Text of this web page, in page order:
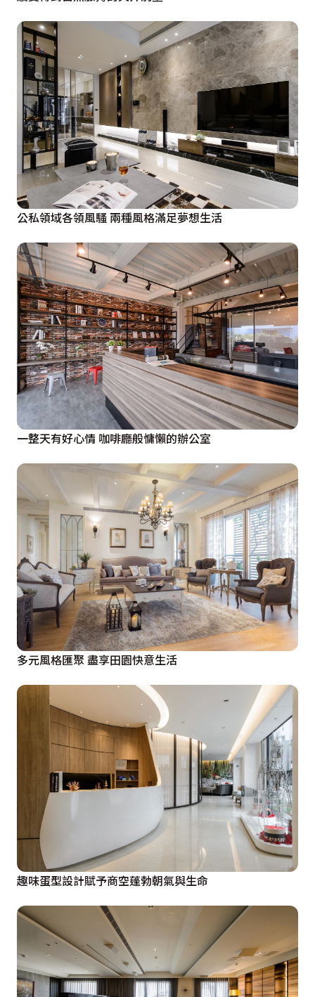
公私領域各領風騷 兩種風格滿足夢想生活
一整天有好心情 咖啡廳般慵懶的辦公室
多元風格匯聚 盡享田園快意生活
趣味蛋型設計賦予商空蓬勃朝氣與生命